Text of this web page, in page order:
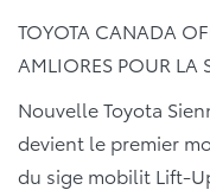
TOYOTA CANADA
AMLIORES POUR LA
Nouvelle Toyota
devient le premier
du sige mobilit Lift-